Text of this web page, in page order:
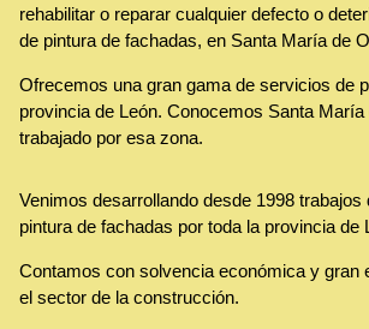
rehabilitar o reparar cualquier defecto o
de pintura de fachadas, en Santa María de
Ofrecemos una gran gama de servicios de
provincia de León. Conocemos Santa
trabajado por esa zona.
Venimos desarrollando desde 1998 trabajos
pintura de fachadas por toda la provincia de
Contamos con solvencia económica y gran
el sector de la construcción.